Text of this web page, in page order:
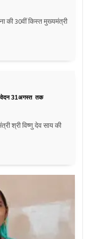
की 30वीं किस्त मुख्यमंत्री
31अगस्त तक
श्री विष्णु देव साय की